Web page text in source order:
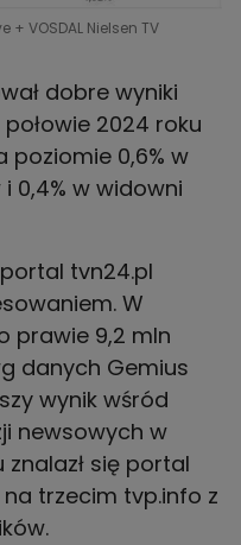
+ VOSDAL Nielsen TV
dobre wyniki
2024 roku
poziomie 0,6% w
0,4% w widowni
tvn24.pl
W
prawie 9,2 mln
danych Gemius
wynik wśród
newsowych w
się portal
trzecim tvp.info z